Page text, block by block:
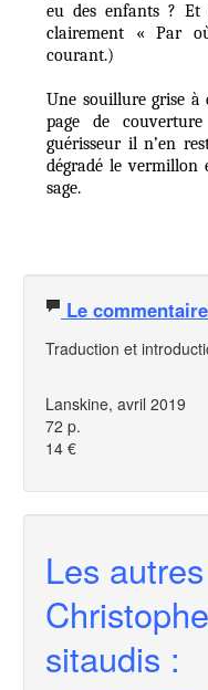
eu des enfants ?
clairement « Par
courant.)
Une souillure grise à
page de
guérisseur il n’en
dégradé le vermillon
sage.
Le
Traduction et
Lanskine, avril 2019
72 p.
14 €
Les
sitaudis :